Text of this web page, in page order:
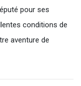
pour ses
conditions de
aventure de